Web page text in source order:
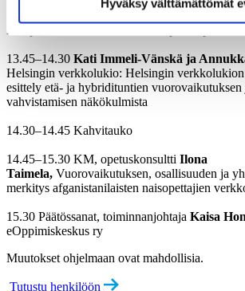
Hyväksy välttämättömät
Etäopetuksen mahdollistaminen
13.45–14.30 Kati Immeli-Vänskä ja
Helsingin verkkolukio: Helsingin
esittely etä- ja hybridituntien vuorovaikutuksen
vahvistamisen näkökulmista
14.30–14.45 Kahvitauko
14.45–15.30 KM, opetuskonsultti Ilona
Taimela, Vuorovaikutuksen, osallisuuden ja
merkitys afganistanilaisten naisopettajien
15.30 Päätössanat, toiminnanjohtaja Kaisa
eOppimiskeskus ry
Muutokset ohjelmaan ovat mahdollisia.
Tutustu henkilöön